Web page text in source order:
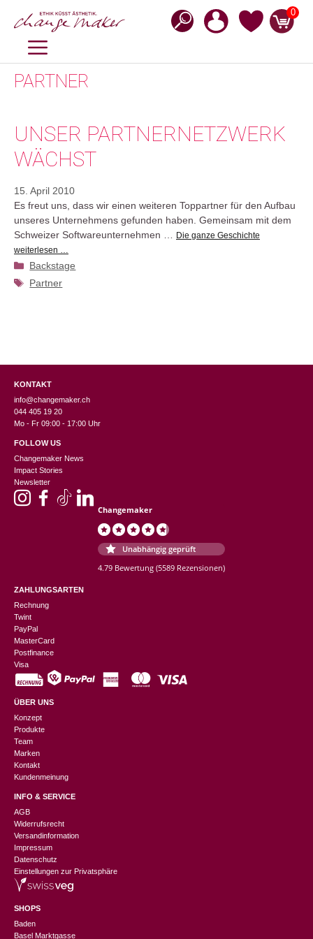
Inhalt
0
MENÜ
PARTNER
UNSER PARTNERNETZWERK
WÄCHST
15. April 2010
Es freut uns, dass wir einen weiteren Toppartner für den Aufbau
unseres Unternehmens gefunden haben. Gemeinsam mit dem
Schweizer Softwareunternehmen …
Die ganze Geschichte
weiterlesen …
Kategorien
Backstage
Schlagwörter
Partner
KONTAKT
info@changemaker.ch
044 405 19 20
Mo - Fr 09:00 - 17:00 Uhr
FOLLOW US
Changemaker News
Impact Stories
Newsletter
Changemaker
Unabhängig geprüft
4.79 Bewertung (5589 Rezensionen)
ZAHLUNGSARTEN
Rechnung
Twint
PayPal
MasterCard
Postfinance
Visa
ÜBER UNS
Konzept
Produkte
Team
Marken
Kontakt
Kundenmeinung
INFO & SERVICE
AGB
Widerrufsrecht
Versandinformation
Impressum
Datenschutz
Einstellungen zur Privatsphäre
SHOPS
Baden
Basel Marktgasse